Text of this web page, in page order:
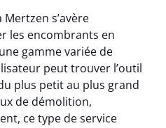
s’avère
les encombrants en
gamme variée de
peut trouver l’outil
plus petit au plus grand
de démolition,
ce type de service